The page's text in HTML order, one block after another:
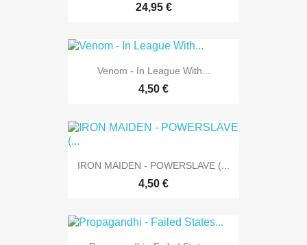
24,95 €
Venom - In League With...
4,50 €
IRON MAIDEN - POWERSLAVE (...
4,50 €